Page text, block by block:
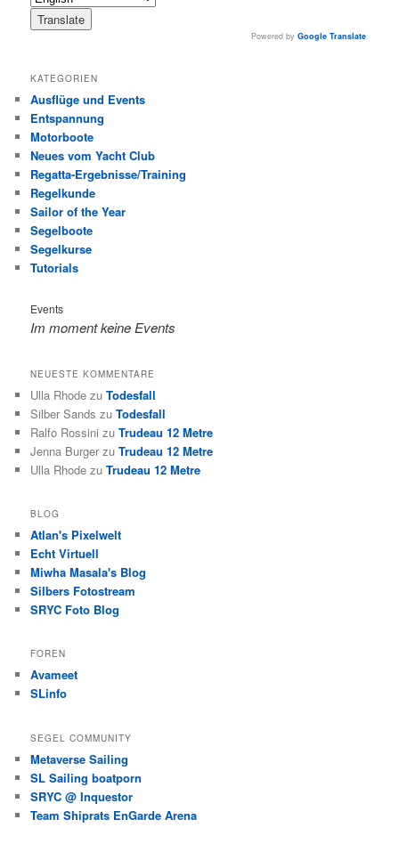
Powered by Google Translate.
KATEGORIEN
Ausflüge und Events
Entspannung
Motorboote
Neues vom Yacht Club
Regatta-Ergebnisse/Training
Regelkunde
Sailor of the Year
Segelboote
Segelkurse
Tutorials
Events
Im moment keine Events
NEUESTE KOMMENTARE
Ulla Rhode zuTodesfall
Silber Sands zuTodesfall
Ralfo Rossini zuTrudeau 12 Metre
Jenna Burger zuTrudeau 12 Metre
Ulla Rhode zuTrudeau 12 Metre
BLOG
Atlan's Pixelwelt
Echt Virtuell
Miwha Masala's Blog
Silbers Fotostream
SRYC Foto Blog
FOREN
Avameet
SLinfo
SEGEL COMMUNITY
Metaverse Sailing
SL Sailing boatporn
SRYC @ Inquestor
Team Shiprats EnGarde Arena